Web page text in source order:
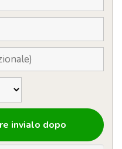
invialo dopo